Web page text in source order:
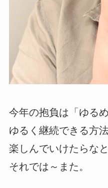
今年の抱負は「ゆる
ゆるく継続できる方
楽しんでいけたらな
それでは～また。